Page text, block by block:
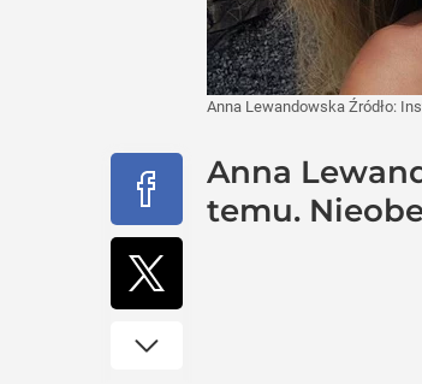
Anna Lewandowska Źródło:
Anna
temu.